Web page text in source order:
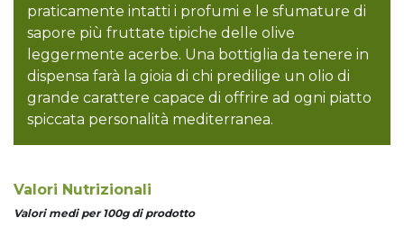
praticamente intatti i profumi e le sfumature di
sapore più fruttate tipiche delle olive
leggermente acerbe. Una bottiglia da tenere in
dispensa farà la gioia di chi predilige un olio di
grande carattere capace di offrire ad ogni piatto
spiccata personalità mediterranea.
Valori Nutrizionali
Valori medi per 100g di prodotto